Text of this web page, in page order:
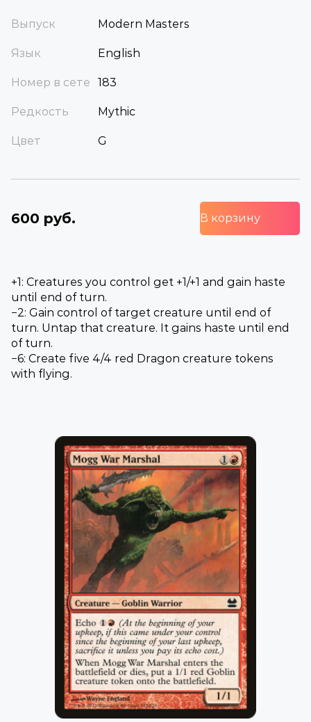
Выпуск Modern Masters
Язык English
Номер в сете 183
Редкость Mythic
Цвет G
600 руб. В корзину
+1: Creatures you control get +1/+1 and gain haste
until end of turn.
−2: Gain control of target creature until end of
turn. Untap that creature. It gains haste until end
of turn.
−6: Create five 4/4 red Dragon creature tokens
with flying.